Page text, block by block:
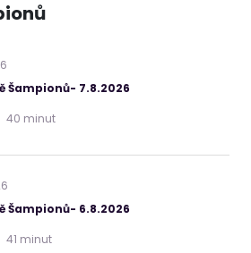
Šampionů- 7.8.2026
40 minut
Šampionů- 6.8.2026
41 minut